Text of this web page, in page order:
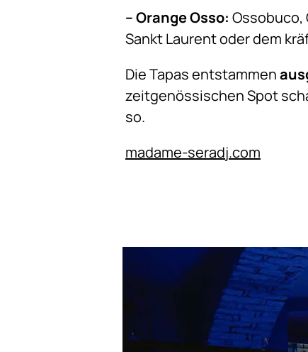
– Orange Osso: Ossobuco,
Sankt Laurent oder dem
Die Tapas entstammen
zeitgenössischen Spot
so.
madame-seradj.com